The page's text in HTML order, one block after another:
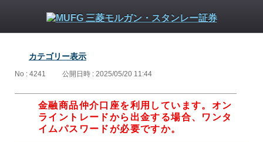
カテゴリー表示
No : 4241 公開日時 : 2025/05/20 11:44
金融商品仲介口座を利用しています。オン
ライントレードから出金する場合、ワンタ
イムパスワードが必要ですか。